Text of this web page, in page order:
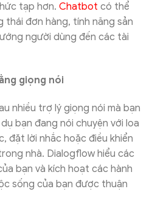
tạp hơn. Chatbot có thể
thái đơn hàng, tính năng sản
người dùng đến các tài
giọng nói
nhiều trợ lý giọng nói mà bạn
bạn đang nói chuyện với loa
đặt lời nhắc hoặc điều khiển
nhà. Dialogflow hiểu các
bạn và kích hoạt các hành
sống của bạn được thuận